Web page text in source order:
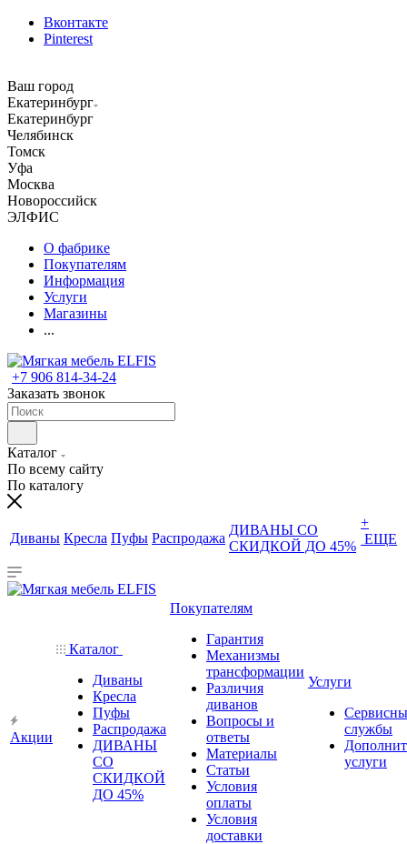
Вконтакте
Pinterest
Ваш город
Екатеринбург
Екатеринбург
Челябинск
Томск
Уфа
Москва
Новороссийск
ЭЛФИС
О фабрике
Покупателям
Информация
Услуги
Магазины
...
+7 906 814-34-24
Заказать звонок
Каталог
По всему сайту
По каталогу
Диваны Кресла Пуфы Распродажа
ДИВАНЫ СО
СКИДКОЙ ДО 45%
+
ЕЩЕ
Акции
Каталог
Диваны
Кресла
Пуфы
Распродажа
ДИВАНЫ
СО
СКИДКОЙ
ДО 45%
Покупателям
Гарантия
Механизмы
трансформации
Различия
диванов
Вопросы и
ответы
Материалы
Статьи
Условия
оплаты
Условия
доставки
Услуги
службы
услуги